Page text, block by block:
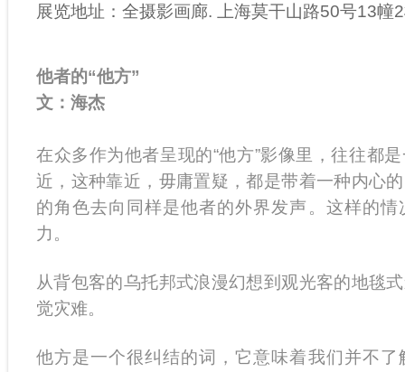
展览地址：全摄影画廊. 上海莫干山路50号13幢
他者的“他方”
文：海杰
在众多作为他者呈现的“他方”影像里，往往都
近，这种靠近，毋庸置疑，都是带着一种内心
的角色去向同样是他者的外界发声。这样的
力。
从背包客的乌托邦式浪漫幻想到观光客的地毯
觉灾难。
他方是一个很纠结的词，它意味着我们并不